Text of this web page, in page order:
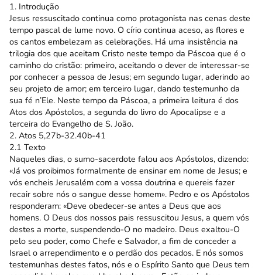
1. Introdução
Jesus ressuscitado continua como protagonista nas cenas deste
tempo pascal de lume novo. O círio continua aceso, as flores e
os cantos embelezam as celebrações. Há uma insistência na
trilogia dos que aceitam Cristo neste tempo da Páscoa que é o
caminho do cristão: primeiro, aceitando o dever de interessar-se
por conhecer a pessoa de Jesus; em segundo lugar, aderindo ao
seu projeto de amor; em terceiro lugar, dando testemunho da
sua fé n’Ele. Neste tempo da Páscoa, a primeira leitura é dos
Atos dos Apóstolos, a segunda do livro do Apocalipse e a
terceira do Evangelho de S. João.
2. Atos 5,27b-32.40b-41
2.1 Texto
Naqueles dias, o sumo-sacerdote falou aos Apóstolos, dizendo:
«Já vos proibimos formalmente de ensinar em nome de Jesus; e
vós encheis Jerusalém com a vossa doutrina e quereis fazer
recair sobre nós o sangue desse homem». Pedro e os Apóstolos
responderam: «Deve obedecer-se antes a Deus que aos
homens. O Deus dos nossos pais ressuscitou Jesus, a quem vós
destes a morte, suspendendo-O no madeiro. Deus exaltou-O
pelo seu poder, como Chefe e Salvador, a fim de conceder a
Israel o arrependimento e o perdão dos pecados. E nós somos
testemunhas destes fatos, nós e o Espírito Santo que Deus tem